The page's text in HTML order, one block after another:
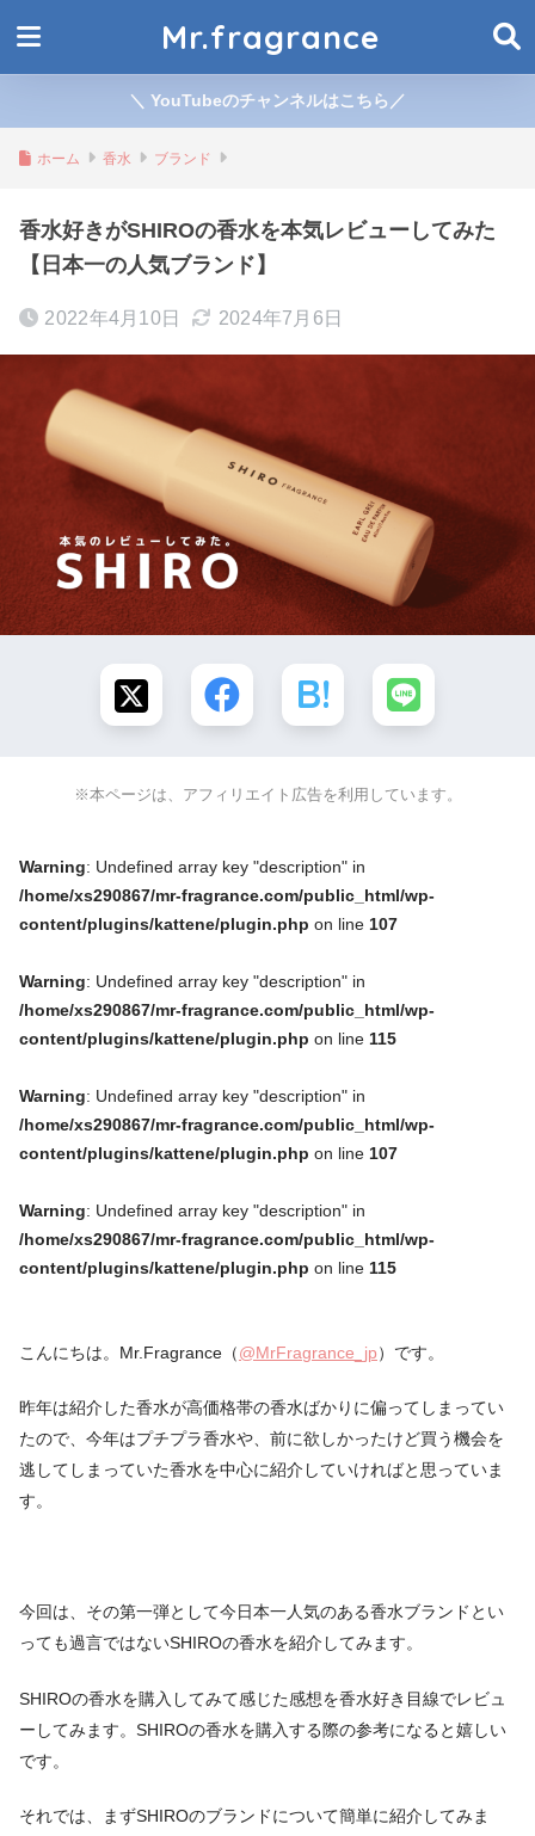
Mr.fragrance
＼ YouTubeのチャンネルはこちら／
ホーム 香水 ブランド
香水好きがSHIROの香水を本気レビューしてみた
【日本一の人気ブランド】
2022年4月10日 2024年7月6日
※本ページは、アフィリエイト広告を利用しています。
Warning: Undefined array key "description" in
/home/xs290867/mr-fragrance.com/public_html/wp-
content/plugins/kattene/plugin.php on line 107
Warning: Undefined array key "description" in
/home/xs290867/mr-fragrance.com/public_html/wp-
content/plugins/kattene/plugin.php on line 115
Warning: Undefined array key "description" in
/home/xs290867/mr-fragrance.com/public_html/wp-
content/plugins/kattene/plugin.php on line 107
Warning: Undefined array key "description" in
/home/xs290867/mr-fragrance.com/public_html/wp-
content/plugins/kattene/plugin.php on line 115
こんにちは。Mr.Fragrance（ @MrFragrance_jp ）です。
昨年は紹介した香水が高価格帯の香水ばかりに偏ってしまってい
たので、今年はプチプラ香水や、前に欲しかったけど買う機会を
逃してしまっていた香水を中心に紹介していければと思っていま
す。
今回は、その第一弾として今日本一人気のある香水ブランドとい
っても過言ではないSHIROの香水を紹介してみます。
SHIROの香水を購入してみて感じた感想を香水好き目線でレビュ
ーしてみます。SHIROの香水を購入する際の参考になると嬉しい
です。
それでは、まずSHIROのブランドについて簡単に紹介してみま